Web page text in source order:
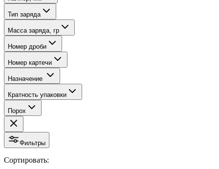
Тип заряда
Масса заряда, гр
Номер дроби
Номер картечи
Назначение
Кратность упаковки
Порох
Фильтры
Сортировать: